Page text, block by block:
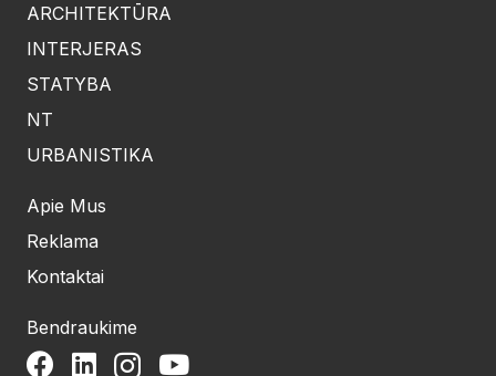
ARCHITEKTŪRA
INTERJERAS
STATYBA
NT
URBANISTIKA
Apie Mus
Reklama
Kontaktai
Bendraukime